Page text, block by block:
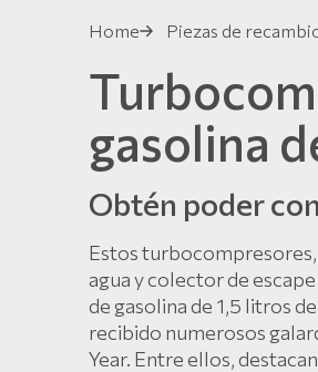
Home Piezas de
gasolina
Obtén poder
Estos
agua y colector de
de gasolina de 1,5 litros
recibido numerosos
Year. Entre ellos,